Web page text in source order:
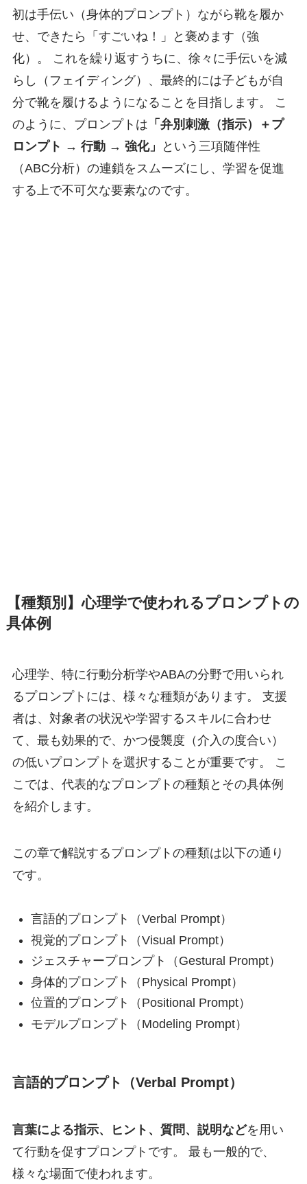
初は手伝い（身体的プロンプト）ながら靴を履か
せ、できたら「すごいね！」と褒めます（強
化）。 これを繰り返すうちに、徐々に手伝いを減
らし（フェイディング）、最終的には子どもが自
分で靴を履けるようになることを目指します。 こ
のように、プロンプトは 「弁別刺激（指示）＋プ
ロンプト → 行動 → 強化」
という三項随伴性
（ABC分析）の連鎖をスムーズにし、学習を促進
する上で不可欠な要素なのです。
【種類別】心理学で使われるプロンプトの
具体例
心理学、特に行動分析学やABAの分野で用いられ
るプロンプトには、様々な種類があります。 支援
者は、対象者の状況や学習するスキルに合わせ
て、最も効果的で、かつ侵襲度（介入の度合い）
の低いプロンプトを選択することが重要です。 こ
こでは、代表的なプロンプトの種類とその具体例
を紹介します。
この章で解説するプロンプトの種類は以下の通り
です。
言語的プロンプト（Verbal Prompt）
視覚的プロンプト（Visual Prompt）
ジェスチャープロンプト（Gestural Prompt）
身体的プロンプト（Physical Prompt）
位置的プロンプト（Positional Prompt）
モデルプロンプト（Modeling Prompt）
言語的プロンプト（Verbal Prompt）
言葉による指示、ヒント、質問、説明などを用い
て行動を促すプロンプトです。 最も一般的で、
様々な場面で使われます。